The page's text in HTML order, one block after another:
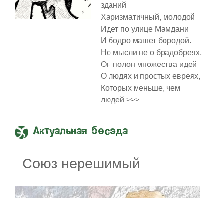
зданий
Харизматичный, молодой
Идет по улице Мамдани
И бодро машет бородой.
Но мысли не о брадобреях,
Он полон множества идей
О людях и простых евреях,
Которых меньше, чем
людей >>>
Актуальная бесэда
Союз нерешимый